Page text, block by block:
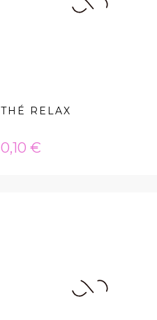
THÉ RELAX
Hinta
0,10 €